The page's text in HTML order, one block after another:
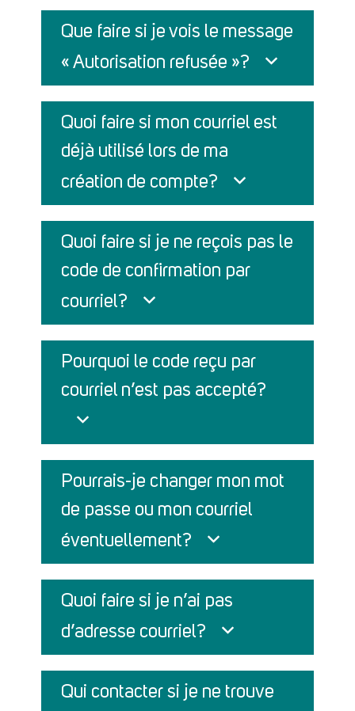
Que faire si je vois le message
« Autorisation refusée »?
Quoi faire si mon courriel est
déjà utilisé lors de ma
création de compte?
Quoi faire si je ne reçois pas le
code de confirmation par
courriel?
Pourquoi le code reçu par
courriel n’est pas accepté?
Pourrais-je changer mon mot
de passe ou mon courriel
éventuellement?
Quoi faire si je n’ai pas
d’adresse courriel?
Qui contacter si je ne trouve